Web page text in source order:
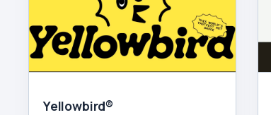
Yellowbird®